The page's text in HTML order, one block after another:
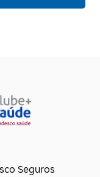
Seguros